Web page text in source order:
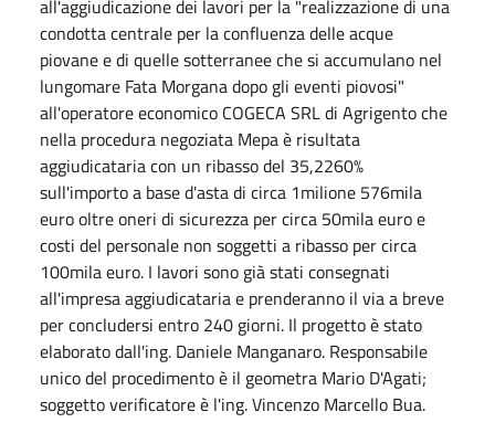
all'aggiudicazione dei lavori per la "realizzazione di una
condotta centrale per la confluenza delle acque
piovane e di quelle sotterranee che si accumulano nel
lungomare Fata Morgana dopo gli eventi piovosi"
all'operatore economico COGECA SRL di Agrigento che
nella procedura negoziata Mepa è risultata
aggiudicataria con un ribasso del 35,2260%
sull'importo a base d'asta di circa 1milione 576mila
euro oltre oneri di sicurezza per circa 50mila euro e
costi del personale non soggetti a ribasso per circa
100mila euro. I lavori sono già stati consegnati
all'impresa aggiudicataria e prenderanno il via a breve
per concludersi entro 240 giorni. Il progetto è stato
elaborato dall'ing. Daniele Manganaro. Responsabile
unico del procedimento è il geometra Mario D'Agati;
soggetto verificatore è l'ing. Vincenzo Marcello Bua.